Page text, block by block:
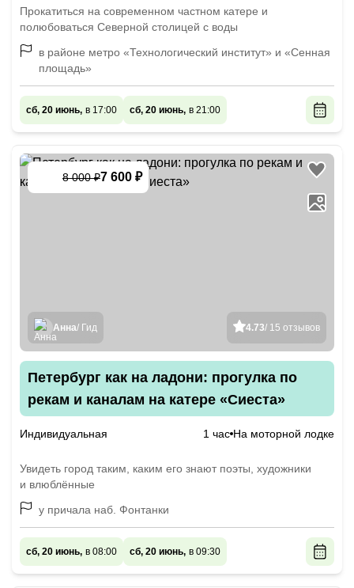
Прокатиться на современном частном катере и
полюбоваться Северной столицей с воды
в районе метро «Технологический институт» и «Сенная
площадь»
сб, 20 июнь, в 17:00 сб, 20 июнь, в 21:00
8 000 ₽7 600 ₽
4.73/ 15 отзывов
Анна/ Гид
Петербург как на ладони: прогулка по
рекам и каналам на катере «Сиеста»
Индивидуальная 1 час На моторной лодке
Увидеть город таким, каким его знают поэты, художники
и влюблённые
у причала наб. Фонтанки
сб, 20 июнь, в 08:00 сб, 20 июнь, в 09:30